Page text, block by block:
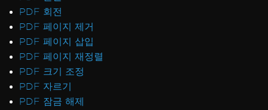
PDF 회전
PDF 페이지 제거
PDF 페이지 삽입
PDF 페이지 재정렬
PDF 크기 조정
PDF 자르기
PDF 잠금 해제